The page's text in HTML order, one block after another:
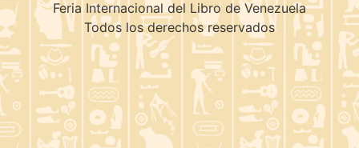
Feria Internacional del Libro de Venezuela
Todos los derechos reservados